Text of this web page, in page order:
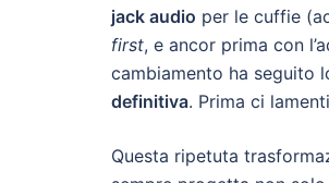
jack audio per le cuffie
first, e ancor prima con
cambiamento ha seguito
definitiva. Prima ci
Questa ripetuta